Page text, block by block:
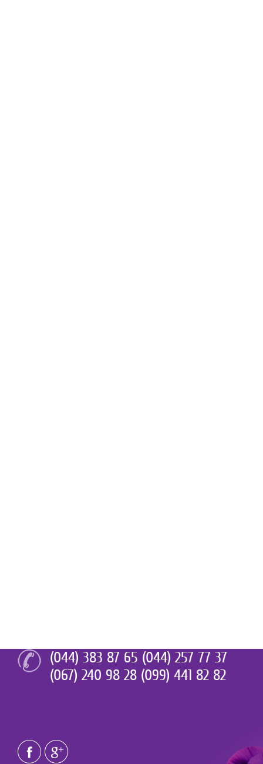
(044) 383 87 65 (044) 257 77 37
(067) 240 98 28 (099) 441 82 82